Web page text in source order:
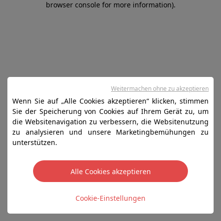
browser console for more information).
Wenn Sie auf „Alle Cookies akzeptieren“ klicken, stimmen
Sie der Speicherung von Cookies auf Ihrem Gerät zu, um
die Websitenavigation zu verbessern, die Websitenutzung
zu analysieren und unsere Marketingbemühungen zu
unterstützen.
Alle Cookies akzeptieren
Cookie-Einstellungen
Weitermachen ohne zu akzeptieren